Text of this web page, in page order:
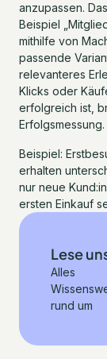
anzupassen.
Beispiel
mithilfe von
passende
relevanteres
Klicks oder
erfolgreich ist,
Erfolgsmessung.
Beispiel:
erhalten
nur neue
ersten Einkauf
Lese
Alles
rund um